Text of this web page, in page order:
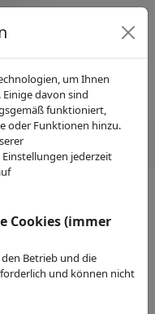
um Ihnen
davon sind
funktioniert,
oder Funktionen hinzu.
Einstellungen jederzeit
Cookies (immer
Betrieb und die
und können nicht